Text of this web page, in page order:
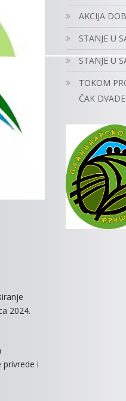
2024.
i
AKCIJA
STANJE U
STANJE U
TOKOM
ČAK